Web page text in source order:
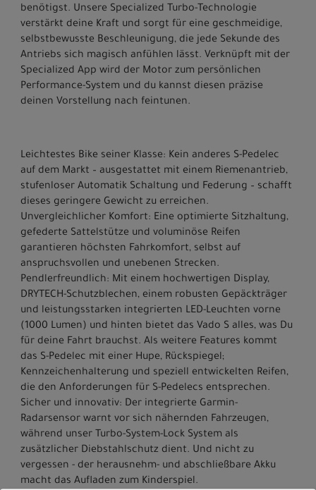
benötigst. Unsere Specialized Turbo-Technologie
verstärkt deine Kraft und sorgt für eine geschmeidige,
selbstbewusste Beschleunigung, die jede Sekunde des
Antriebs sich magisch anfühlen lässt. Verknüpft mit der
Specialized App wird der Motor zum persönlichen
Performance-System und du kannst diesen präzise
deinen Vorstellung nach feintunen.
Leichtestes Bike seiner Klasse: Kein anderes S-Pedelec
auf dem Markt – ausgestattet mit einem Riemenantrieb,
stufenloser Automatik Schaltung und Federung – schafft
dieses geringere Gewicht zu erreichen.
Unvergleichlicher Komfort: Eine optimierte Sitzhaltung,
gefederte Sattelstütze und voluminöse Reifen
garantieren höchsten Fahrkomfort, selbst auf
anspruchsvollen und unebenen Strecken.
Pendlerfreundlich: Mit einem hochwertigen Display,
DRYTECH-Schutzblechen, einem robusten Gepäckträger
und leistungsstarken integrierten LED-Leuchten vorne
(1000 Lumen) und hinten bietet das Vado S alles, was Du
für deine Fahrt brauchst. Als weitere Features kommt
das S-Pedelec mit einer Hupe, Rückspiegel;
Kennzeichenhalterung und speziell entwickelten Reifen,
die den Anforderungen für S-Pedelecs entsprechen.
Sicher und innovativ: Der integrierte Garmin-
Radarsensor warnt vor sich nähernden Fahrzeugen,
während unser Turbo-System-Lock System als
zusätzlicher Diebstahlschutz dient. Und nicht zu
vergessen - der herausnehm- und abschließbare Akku
macht das Aufladen zum Kinderspiel.